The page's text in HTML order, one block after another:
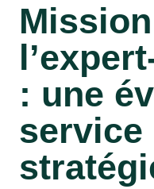
: une
service